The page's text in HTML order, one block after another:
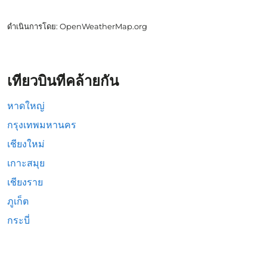
ดำเนินการโดย: OpenWeatherMap.org
เที่ยวบินที่คล้ายกัน
หาดใหญ่
กรุงเทพมหานคร
เชียงใหม่
เกาะสมุย
เชียงราย
ภูเก็ต
กระบี่